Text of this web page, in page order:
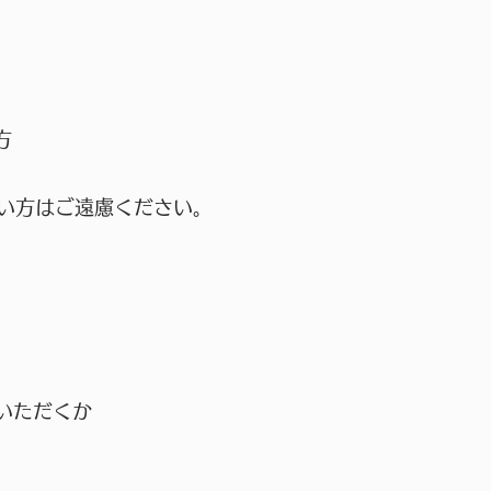
はご遠慮ください。
ただくか